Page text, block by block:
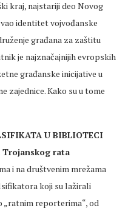
kraj, najstariji deo Novog
identitet vojvođanske
građana za zaštitu
je najznačajnijih evropskih
građanske inicijative u
Kako su u tome
U BIBLIOTECI
rata
i na društvenim mrežama
koji su lažirali
„ratnim reporterima“, od